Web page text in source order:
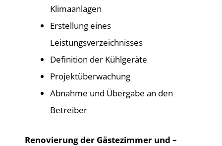
Klimaanlagen
Erstellung eines
Leistungsverzeichnisses
Definition der Kühlgeräte
Projektüberwachung
Abnahme und Übergabe an den
Betreiber
Renovierung der Gästezimmer und –